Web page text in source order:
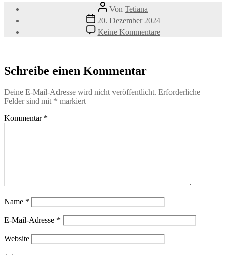
Beitragsautor
Von Tetiana
Veröffentlichungsdatum
20. Dezember 2024
Keine Kommentarezu
Schreibe einen Kommentar
Deine E-Mail-Adresse wird nicht veröffentlicht. Erforderliche
Felder sind mit * markiert
Kommentar *
Name *
E-Mail-Adresse *
Website